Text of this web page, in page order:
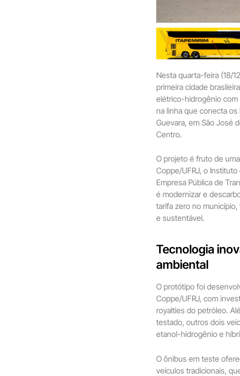
Nesta quarta-feira (18/
primeira cidade
elétrico-hidrogênio com
na linha que conecta
Guevara, em São José
Centro.
O projeto é fruto de
Coppe/UFRJ, o
Empresa Pública de
é modernizar e
tarifa zero no
e sustentável.
Tecnologia
ambiental
O protótipo foi
Coppe/UFRJ, com
royalties do petróleo.
testado, outros dois
etanol-hidrogênio e
O ônibus em teste
veículos tradicionais,